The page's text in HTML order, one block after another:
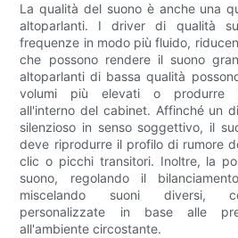
La qualità del suono è anche una
altoparlanti. I driver di qualità
frequenze in modo più fluido,
che possono rendere il suono
altoparlanti di bassa qualità
volumi più elevati o produrre
all'interno del cabinet. Affinché un
silenzioso in senso soggettivo, il
deve riprodurre il profilo di rumore
clic o picchi transitori. Inoltre, la
suono, regolando il
miscelando suoni diversi,
personalizzate in base alle
all'ambiente circostante.